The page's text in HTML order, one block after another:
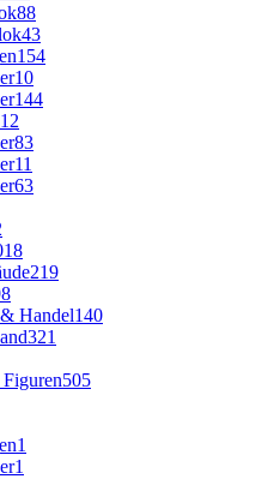
88
43
154
10
144
83
11
63
18
219
Handel140
321
505
1
1